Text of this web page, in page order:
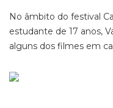
No âmbito do festival
estudante de 17 anos,
alguns dos filmes em